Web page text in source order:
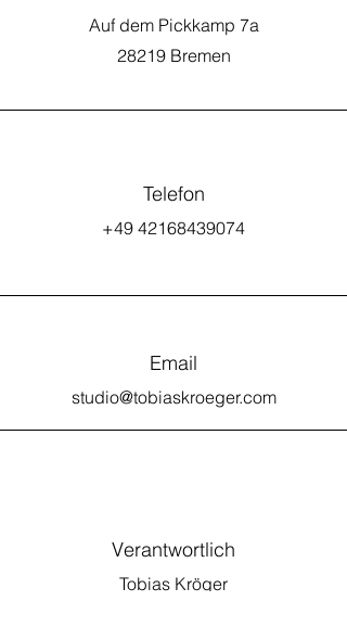
Auf dem Pickkamp 7a
28219 Bremen
Telefon
+49 42168439074
Email
studio@tobiaskroeger.com
Verantwortlich
Tobias Kröger